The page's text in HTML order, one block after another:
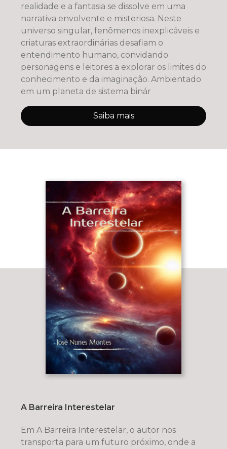
realidade e a fantasia se dissolve em uma
narrativa envolvente e misteriosa. Neste
universo singular, fenômenos inexplicáveis e
criaturas extraordinárias desafiam o
entendimento humano, convidando
personagens e leitores a explorar os limites do
conhecimento e da imaginação. Ambientado
em um planeta de sistema binár
Saiba mais
A Barreira Interestelar
Em A Barreira Interestelar, o autor nos
transporta para um futuro próximo, onde a